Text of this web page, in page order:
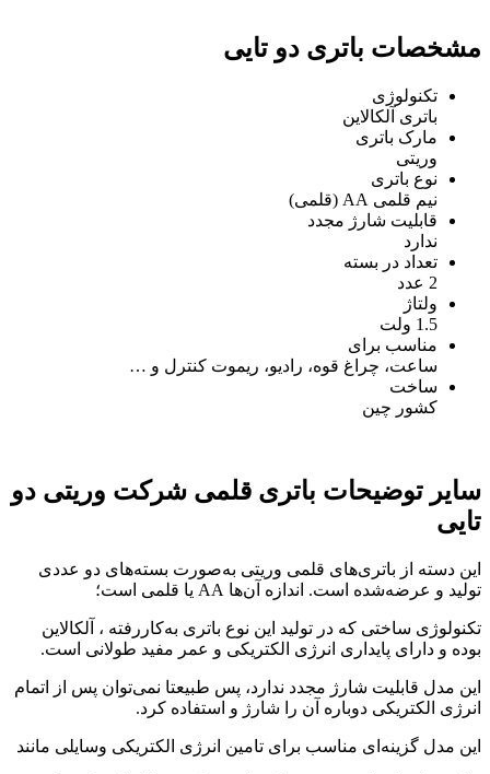
مشخصات باتری دو تایی
تکنولوژی
باتری آلکالاین
مارک باتری
وریتی
نوع باتری
نیم قلمی AA (قلمی)
قابلیت شارژ مجدد
ندارد
تعداد در بسته
2 عدد
ولتاژ
1.5 ولت
مناسب برای
ساعت، چراغ قوه، رادیو، ریموت کنترل و …
ساخت
کشور چین
سایر توضیحات باتری قلمی شرکت وریتی دو
تایی
این دسته از باتری‌های قلمی وریتی به‌صورت بسته‌های دو عددی
تولید و عرضه‌شده است. اندازه آن‌ها AA یا قلمی است؛
تکنولوژی ساختی که در تولید این نوع باتری به‌کاررفته ، آلکالاین
بوده و دارای پایداری انرژی الکتریکی و عمر مفید طولانی است.
این مدل قابلیت شارژ مجدد ندارد، پس طبیعتا نمی‌توان پس از اتمام
انرژی الکتریکی دوباره آن را شارژ و استفاده کرد.
این مدل گزینه‌ای مناسب برای تامین انرژی الکتریکی وسایلی مانند